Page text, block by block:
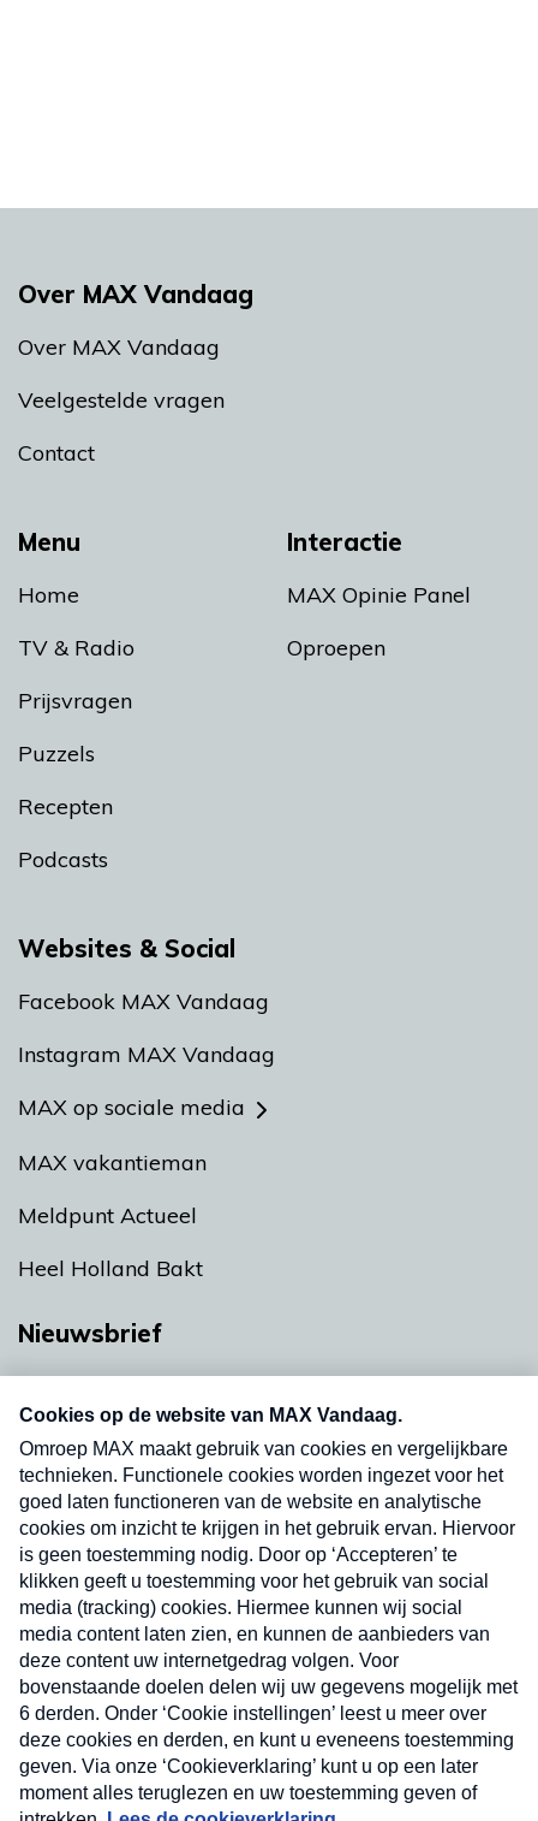
Menu
Home
TV & Radio
Prijsvragen
Puzzels
Recepten
Podcasts
Interactie
MAX Opinie Panel
Oproepen
Over MAX Vandaag
Over MAX Vandaag
Veelgestelde vragen
Contact
Websites & Social
Facebook MAX Vandaag
Instagram MAX Vandaag
MAX op sociale media
MAX vakantieman
Meldpunt Actueel
Heel Holland Bakt
Nieuwsbrief
nieuwsbrief. Elke vrijdag- en dinsdagochtend in
uw mailbox.
Verzend
Nieuwsbrief
Neem hier een gratis abonnement op onze
nieuwsbrief. Elke vrijdag- en dinsdagochtend in uw